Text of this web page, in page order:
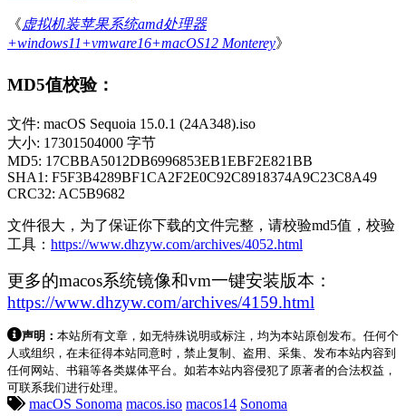
《虚拟机装苹果系统amd处理器
+windows11+vmware16+macOS12 Monterey》
MD5值校验：
文件: macOS Sequoia 15.0.1 (24A348).iso
大小: 17301504000 字节
MD5: 17CBBA5012DB6996853EB1EBF2E821BB
SHA1: F5F3B4289BF1CA2F2E0C92C8918374A9C23C8A49
CRC32: AC5B9682
文件很大，为了保证你下载的文件完整，请校验md5值，校验
工具： https://www.dhzyw.com/archives/4052.html
更多的macos系统镜像和vm一键安装版本：
https://www.dhzyw.com/archives/4159.html
声明： 本站所有文章，如无特殊说明或标注，均为本站原创发布。任何个
人或组织，在未征得本站同意时，禁止复制、盗用、采集、发布本站内容到
任何网站、书籍等各类媒体平台。如若本站内容侵犯了原著者的合法权益，
可联系我们进行处理。
macOS Sonoma macos.iso macos14 Sonoma